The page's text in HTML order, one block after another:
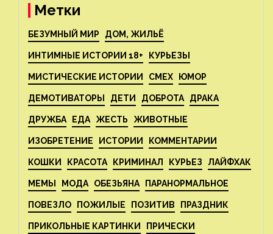
Метки
БЕЗУМНЫЙ МИР ДОМ, ЖИЛЬЁ
ИНТИМНЫЕ ИСТОРИИ 18+ КУРЬЕЗЫ
МИСТИЧЕСКИЕ ИСТОРИИ СМЕХ ЮМОР
ДЕМОТИВАТОРЫ ДЕТИ ДОБРОТА ДРАКА
ДРУЖБА ЕДА ЖЕСТЬ ЖИВОТНЫЕ
ИЗОБРЕТЕНИЕ ИСТОРИИ КОММЕНТАРИИ
КОШКИ КРАСОТА КРИМИНАЛ КУРЬЕЗ ЛАЙФХАК
МЕМЫ МОДА ОБЕЗЬЯНА ПАРАНОРМАЛЬНОЕ
ПОВЕЗЛО ПОЖИЛЫЕ ПОЗИТИВ ПРАЗДНИК
ПРИКОЛЬНЫЕ КАРТИНКИ ПРИЧЕСКИ